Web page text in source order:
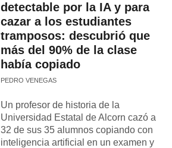
detectable por la IA y para
cazar a los estudiantes
tramposos: descubrió que
más del 90% de la clase
había copiado
PEDRO VENEGAS
Un profesor de historia de la
Universidad Estatal de Alcorn cazó a
32 de sus 35 alumnos copiando con
inteligencia artificial en un examen y